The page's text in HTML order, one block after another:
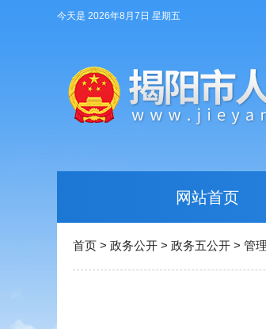
今天是 2026年8月7日 星期五
网站首页
首页 > 政务公开 > 政务五公开 > 管